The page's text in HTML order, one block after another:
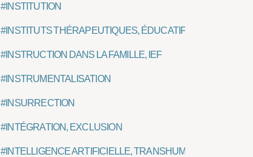
#INSTITUTION
#INSTITUTS THÉRAPEUTIQUES, ÉDUCATIFS ET
#INSTRUCTION DANS LA FAMILLE, IEF
#INSTRUMENTALISATION
#INSURRECTION
#INTÉGRATION, EXCLUSION
#INTELLIGENCE ARTIFICIELLE, TRANSHUMANISME